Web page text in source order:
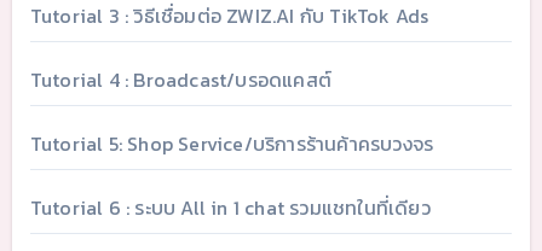
Tutorial 3 : วิธีเชื่อมต่อ ZWIZ.AI กับ TikTok Ads
Tutorial 4 : Broadcast/บรอดแคสต์
Tutorial 5: Shop Service/บริการร้านค้าครบวงจร
Tutorial 6 : ระบบ All in 1 chat รวมแชทในที่เดียว